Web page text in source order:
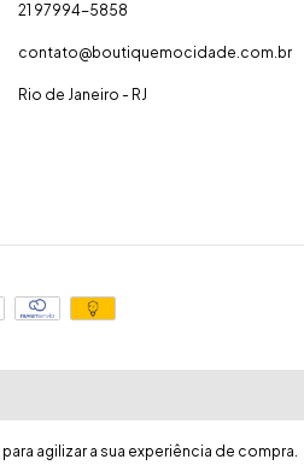
para agilizar a sua experiência de compra.
21 97994-5858
contato@boutiquemocidade.com.br
Rio de Janeiro - RJ